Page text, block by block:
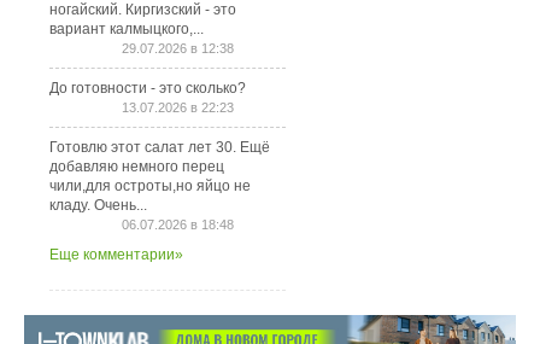
ногайский. Киргизский - это
вариант калмыцкого,...
29.07.2026 в 12:38
До готовности - это сколько?
13.07.2026 в 22:23
Готовлю этот салат лет 30. Ещё
добавляю немного перец
чили,для остроты,но яйцо не
кладу. Очень...
06.07.2026 в 18:48
Еще комментарии»